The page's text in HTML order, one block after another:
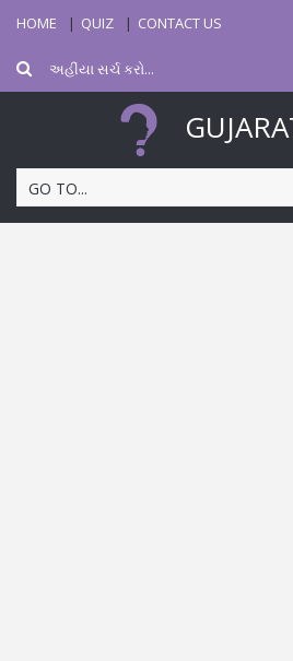
HOME QUIZ CONTACT US
GO TO...